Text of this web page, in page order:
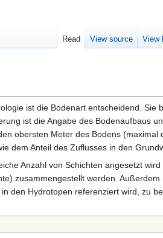
ist die Bodenart entscheidend.
ist die Angabe des Bodenaufbaus
obersten Meter des Bodens (maximal
dem Anteil des Zuflusses in den
Anzahl von Schichten angesetzt
zusammengestellt werden.
den Hydrotopen referenziert wird, zu
Read View source View